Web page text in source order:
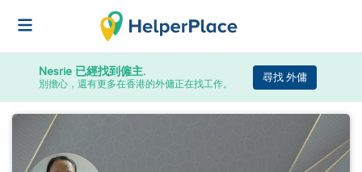
Nesrie 已經找到僱主.
別擔心，還有更多在香港的外傭正在找工作。
尋找 外傭